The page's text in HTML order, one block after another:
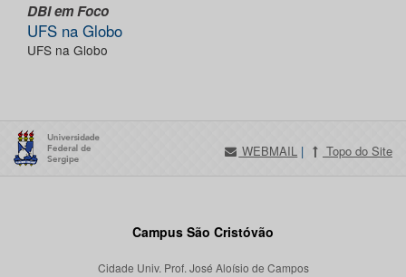
DBI em Foco
UFS na Globo
UFS na Globo
WEBMAIL | Topo do Site
Campus São Cristóvão
Cidade Univ. Prof. José Aloísio de Campos